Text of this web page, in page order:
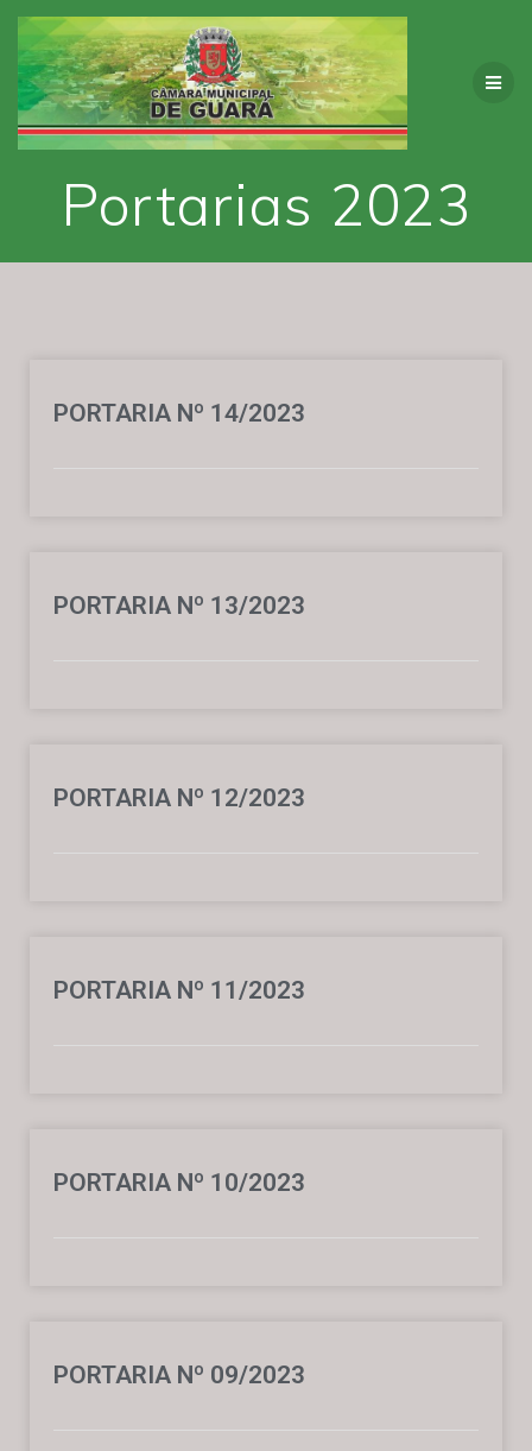
Portarias 2023
PORTARIA Nº 14/2023
PORTARIA Nº 13/2023
PORTARIA Nº 12/2023
PORTARIA Nº 11/2023
PORTARIA Nº 10/2023
PORTARIA Nº 09/2023